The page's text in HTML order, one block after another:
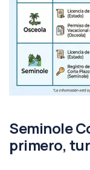
Seminole
primero,